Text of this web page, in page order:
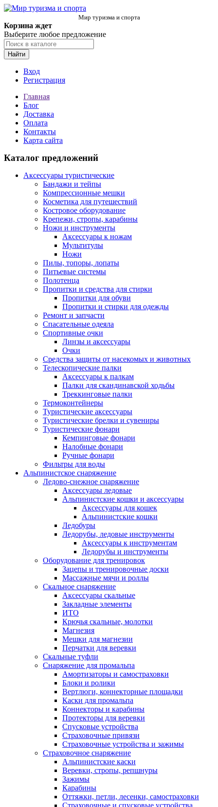
Мир туризма и спорта
Корзина ждет
Выберите любое предложение
Найти
Вход
Регистрация
Главная
Блог
Доставка
Оплата
Контакты
Карта сайта
Каталог предложений
Аксессуары туристические
Бандажи и тейпы
Компрессионные мешки
Косметика для путешествий
Костровое оборудование
Крепежи, стропы, карабины
Ножи и инструменты
Аксессуары к ножам
Мультитулы
Ножи
Пилы, топоры, лопаты
Питьевые системы
Полотенца
Пропитки и средства для стирки
Пропитки для обуви
Пропитки и стирки для одежды
Ремонт и запчасти
Спасательные одеяла
Спортивные очки
Линзы и аксессуары
Очки
Средства защиты от насекомых и животных
Телескопические палки
Аксессуары к палкам
Палки для скандинавской ходьбы
Треккинговые палки
Термоконтейнеры
Туристические аксессуары
Туристические брелки и сувениры
Туристические фонари
Кемпинговые фонари
Налобные фонари
Ручные фонари
Фильтры для воды
Альпинистское снаряжение
Ледово-снежное снаряжение
Аксессуары ледовые
Альпинистские кошки и аксессуары
Аксессуары для кошек
Альпинистские кошки
Ледобуры
Ледорубы, ледовые инструменты
Аксессуары к инструментам
Ледорубы и инструменты
Оборудование для тренировок
Зацепы и тренировочные доски
Массажные мячи и роллы
Скальное снаряжение
Аксессуары скальные
Закладные элементы
ИТО
Крючья скальные, молотки
Магнезия
Мешки для магнезии
Перчатки для веревки
Скальные туфли
Снаряжение для промальпа
Амортизаторы и самостраховки
Блоки и ролики
Вертлюги, коннекторные площадки
Каски для промальпа
Коннекторы и карабины
Протекторы для веревки
Спусковые устройства
Страховочные привязи
Страховочные устройства и зажимы
Страховочное снаряжение
Альпинистские каски
Веревки, стропы, репшнуры
Зажимы
Карабины
Оттяжки, петли, лесенки, самостраховки
Страховочные и спусковые устройства